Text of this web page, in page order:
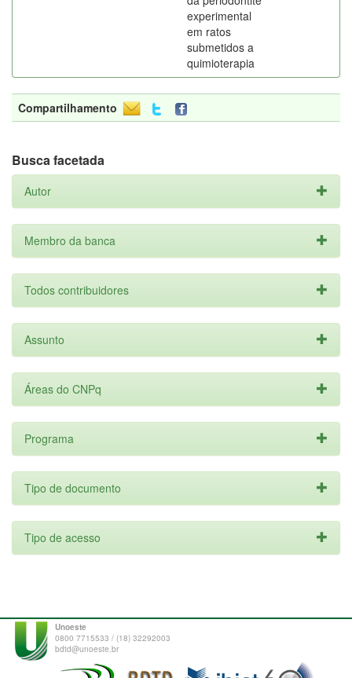
experimental
em ratos
submetidos a
quimioterapia
Compartilhamento
Busca facetada
Autor
Membro da banca
Todos contribuidores
Assunto
Áreas do CNPq
Programa
Tipo de documento
Tipo de acesso
Unoeste
0800 7715533 / (18) 32292003
bdtd@unoeste.br